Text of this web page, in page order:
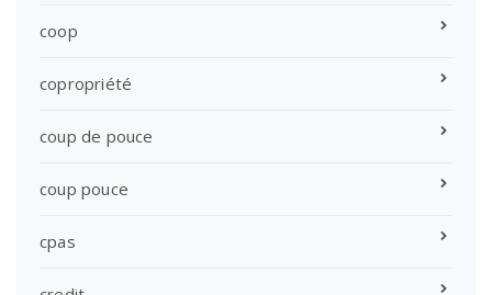
coop
copropriété
coup de pouce
coup pouce
cpas